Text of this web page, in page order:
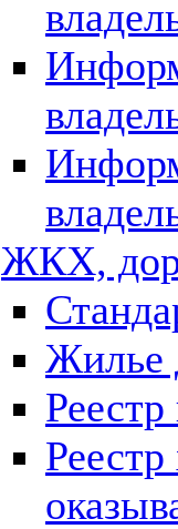
ЖКХ,
Жилье